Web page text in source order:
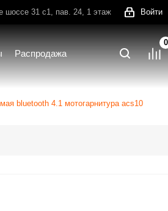
шоссе 31 с1, пав. 24, 1 этаж Войти
Распродажа
0
bluetooth 4.1 мотогарнитура acs10